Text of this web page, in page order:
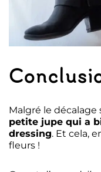
Malgré le décalage
petite jupe qui a
dressing. Et cela,
fleurs !